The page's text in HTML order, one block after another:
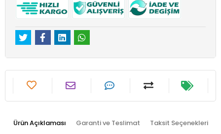
Ürün Açıklaması Garanti ve Teslimat Taksit Seçenekleri